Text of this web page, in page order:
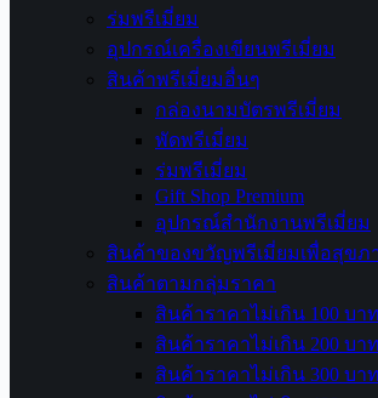
ร่มพรีเมี่ยม
อุปกรณ์เครื่องเขียนพรีเมี่ยม
สินค้าพรีเมี่ยมอื่นๆ
กล่องนามบัตรพรีเมี่ยม
พัดพรีเมี่ยม
ร่มพรีเมี่ยม
Gift Shop Premium
อุปกรณ์สำนักงานพรีเมี่ยม
สินค้าของขวัญพรีเมี่ยมเพื่อสุขภ
สินค้าตามกลุ่มราคา
สินค้าราคาไม่เกิน 100 บาท
สินค้าราคาไม่เกิน 200 บาท
สินค้าราคาไม่เกิน 300 บาท